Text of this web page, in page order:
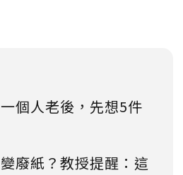
個人老後，先想5件
廢紙？教授提醒：這